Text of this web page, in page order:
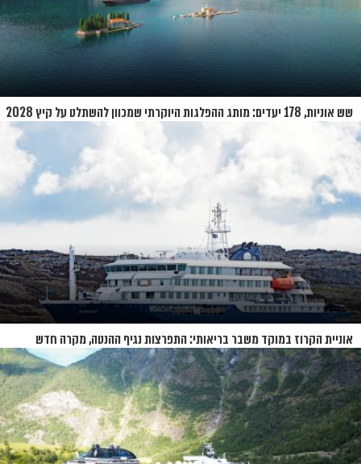
שש אוניות, 178 יעדים: מותג ההפלגות היוקרתי שמכוון להשתלט על קיץ 2028
אוניית הקרוז במוקד משבר בריאותי: התפרצות נגיף ההנטה, מקרה חדש
בשווייץ ומחלוקת בין מדינות